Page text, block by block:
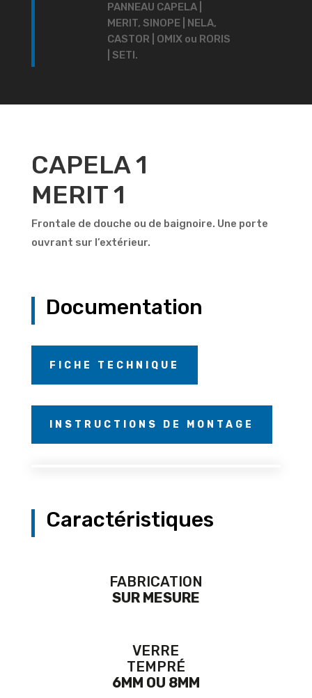
PANNEAU CAPELA |
MERIT, SINOPE | NELA,
CASTOR | OMIX ou RORIS
| SETI.
CAPELA 1
MERIT 1
Frontale de douche ou de baignoire. Une porte
ouvrant sur l’extérieur.
Documentation
FICHE TECHNIQUE
INSTRUCTIONS DE MONTAGE
Caractéristiques
FABRICATION
SUR MESURE
VERRE
TEMPRÉ
6MM OU 8MM